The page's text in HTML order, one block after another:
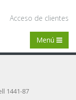
Acceso de clientes
Menú
1441-87